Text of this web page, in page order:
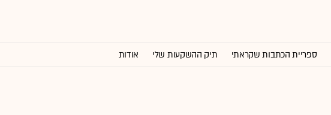
ספריית הכתבות שקראתי תיק ההשקעות שלי אודות